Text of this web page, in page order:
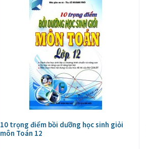
10 trọng điểm bồi dưỡng học sinh giỏi
môn Toán 12